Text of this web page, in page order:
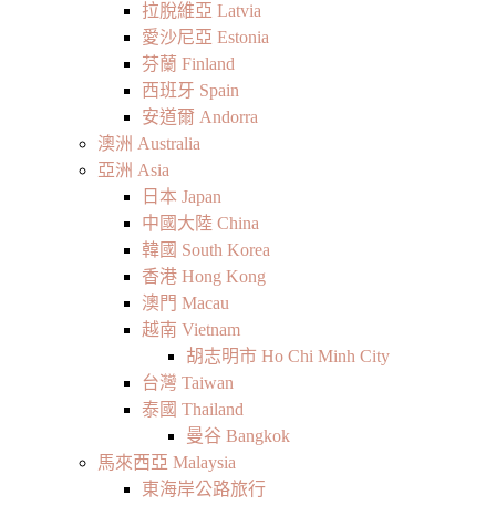
拉脫維亞 Latvia
愛沙尼亞 Estonia
芬蘭 Finland
西班牙 Spain
安道爾 Andorra
澳洲 Australia
亞洲 Asia
日本 Japan
中國大陸 China
韓國 South Korea
香港 Hong Kong
澳門 Macau
越南 Vietnam
胡志明市 Ho Chi Minh City
台灣 Taiwan
泰國 Thailand
曼谷 Bangkok
馬來西亞 Malaysia
東海岸公路旅行